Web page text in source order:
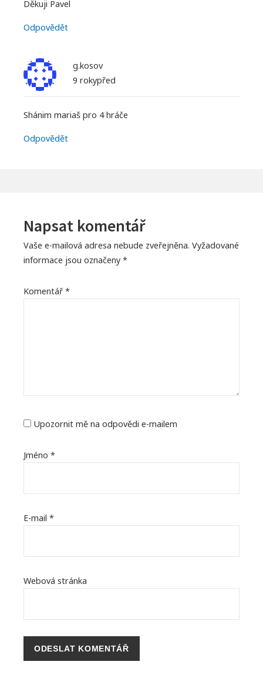
Děkuji Pavel
Odpovědět
g.kosov
9 rokypřed
Shánim mariaš pro 4 hráče
Odpovědět
Napsat komentář
Vaše e-mailová adresa nebude zveřejněna. Vyžadované
informace jsou označeny *
Komentář *
Upozornit mě na odpovědi e-mailem
Jméno *
E-mail *
Webová stránka